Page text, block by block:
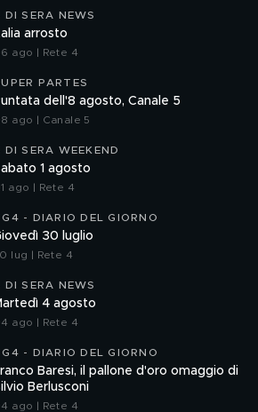
DI SERA NEWS
arrosto
ago | Rete 4
PARTES
dell'8 agosto, Canale 5
ago | Canale 5
DI SERA WEEKEND
1 agosto
ago | Rete 4
- DIARIO DEL GIORNO
30 luglio
lug | Rete 4
DI SERA NEWS
4 agosto
ago | Rete 4
- DIARIO DEL GIORNO
Baresi, il pallone d'oro omaggio di
Berlusconi
ago | Rete 4